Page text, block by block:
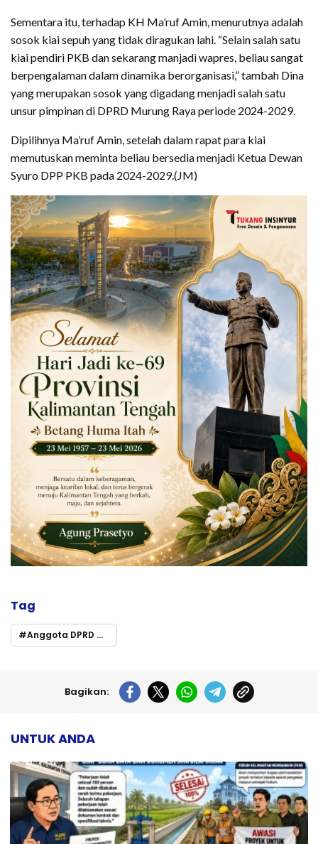
Sementara itu, terhadap KH Ma’ruf Amin, menurutnya adalah
sosok kiai sepuh yang tidak diragukan lahi. “Selain salah satu
kiai pendiri PKB dan sekarang manjadi wapres, beliau sangat
berpengalaman dalam dinamika berorganisasi,” tambah Dina
yang merupakan sosok yang digadang menjadi salah satu
unsur pimpinan di DPRD Murung Raya periode 2024-2029.
Dipilihnya Ma’ruf Amin, setelah dalam rapat para kiai
memutuskan meminta beliau bersedia menjadi Ketua Dewan
Syuro DPP PKB pada 2024-2029.(JM)
Tag
Anggota DPRD Murung Raya dari PKB dukung kepemimpinan Gus Muhaimin
Bagikan:
UNTUK ANDA